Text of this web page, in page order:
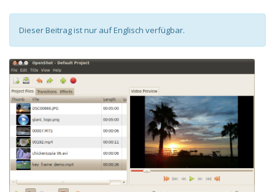
Dieser Beitrag ist nur auf Englisch verfügbar.